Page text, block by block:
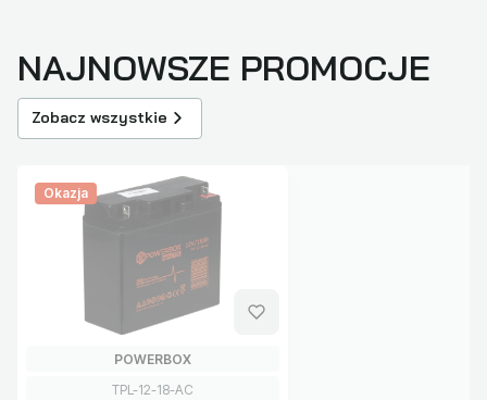
NAJNOWSZE PROMOCJE
Zobacz wszystkie
Okazja
Kod produktu
TPL-12-18-AC
PRODUCENT
POWERBOX